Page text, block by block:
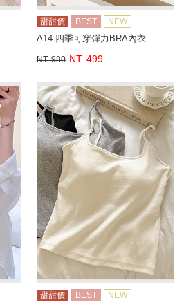
甜甜價 BEST NEW
A14.四季可穿彈力BRA內衣
NT. 980 NT. 499
甜甜價 BEST NEW